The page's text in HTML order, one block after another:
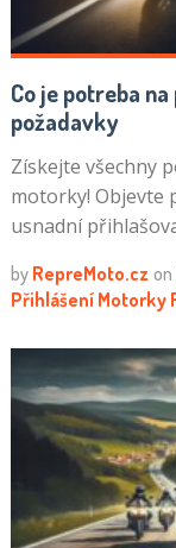
Co je potreba
požadavky
Získejte všechny
motorky! Objevte
usnadní
by RepreMoto.cz on
Přihlášení Motorky